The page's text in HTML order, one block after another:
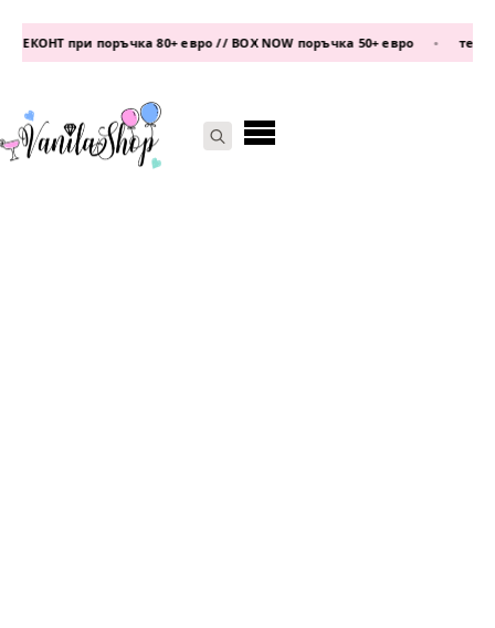
при поръчка 80+ евро // BOX NOW поръчка 50+ евро •